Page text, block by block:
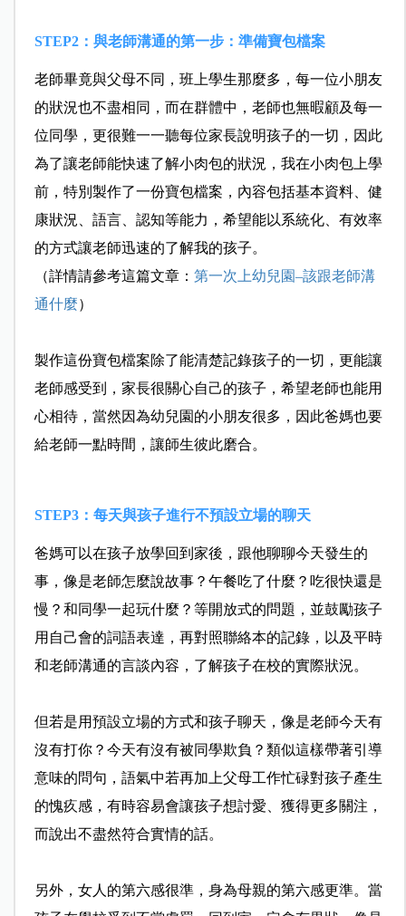
STEP2：與老師溝通的第一步：準備寶包檔案
老師畢竟與父母不同，班上學生那麼多，每一位小朋友
的狀況也不盡相同，而在群體中，老師也無暇顧及每一
位同學，更很難一一聽每位家長說明孩子的一切，因此
為了讓老師能快速了解小肉包的狀況，我在小肉包上學
前，特別製作了一份寶包檔案，內容包括基本資料、健
康狀況、語言、認知等能力，希望能以系統化、有效率
的方式讓老師迅速的了解我的孩子。
（詳情請參考這篇文章： 第一次上幼兒園–該跟老師溝
通什麼）
製作這份寶包檔案除了能清楚記錄孩子的一切，更能讓
老師感受到，家長很關心自己的孩子，希望老師也能用
心相待，當然因為幼兒園的小朋友很多，因此爸媽也要
給老師一點時間，讓師生彼此磨合。
STEP3：每天與孩子進行不預設立場的聊天
爸媽可以在孩子放學回到家後，跟他聊聊今天發生的
事，像是老師怎麼說故事？午餐吃了什麼？吃很快還是
慢？和同學一起玩什麼？等開放式的問題，並鼓勵孩子
用自己會的詞語表達，再對照聯絡本的記錄，以及平時
和老師溝通的言談內容，了解孩子在校的實際狀況。
但若是用預設立場的方式和孩子聊天，像是老師今天有
沒有打你？今天有沒有被同學欺負？類似這樣帶著引導
意味的問句，語氣中若再加上父母工作忙碌對孩子產生
的愧疚感，有時容易會讓孩子想討愛、獲得更多關注，
而說出不盡然符合實情的話。
另外，女人的第六感很準，身為母親的第六感更準。當